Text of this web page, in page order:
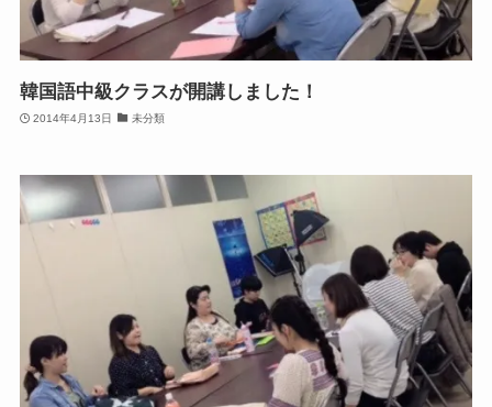
韓国語中級クラスが開講しました！
2014年4月13日 未分類